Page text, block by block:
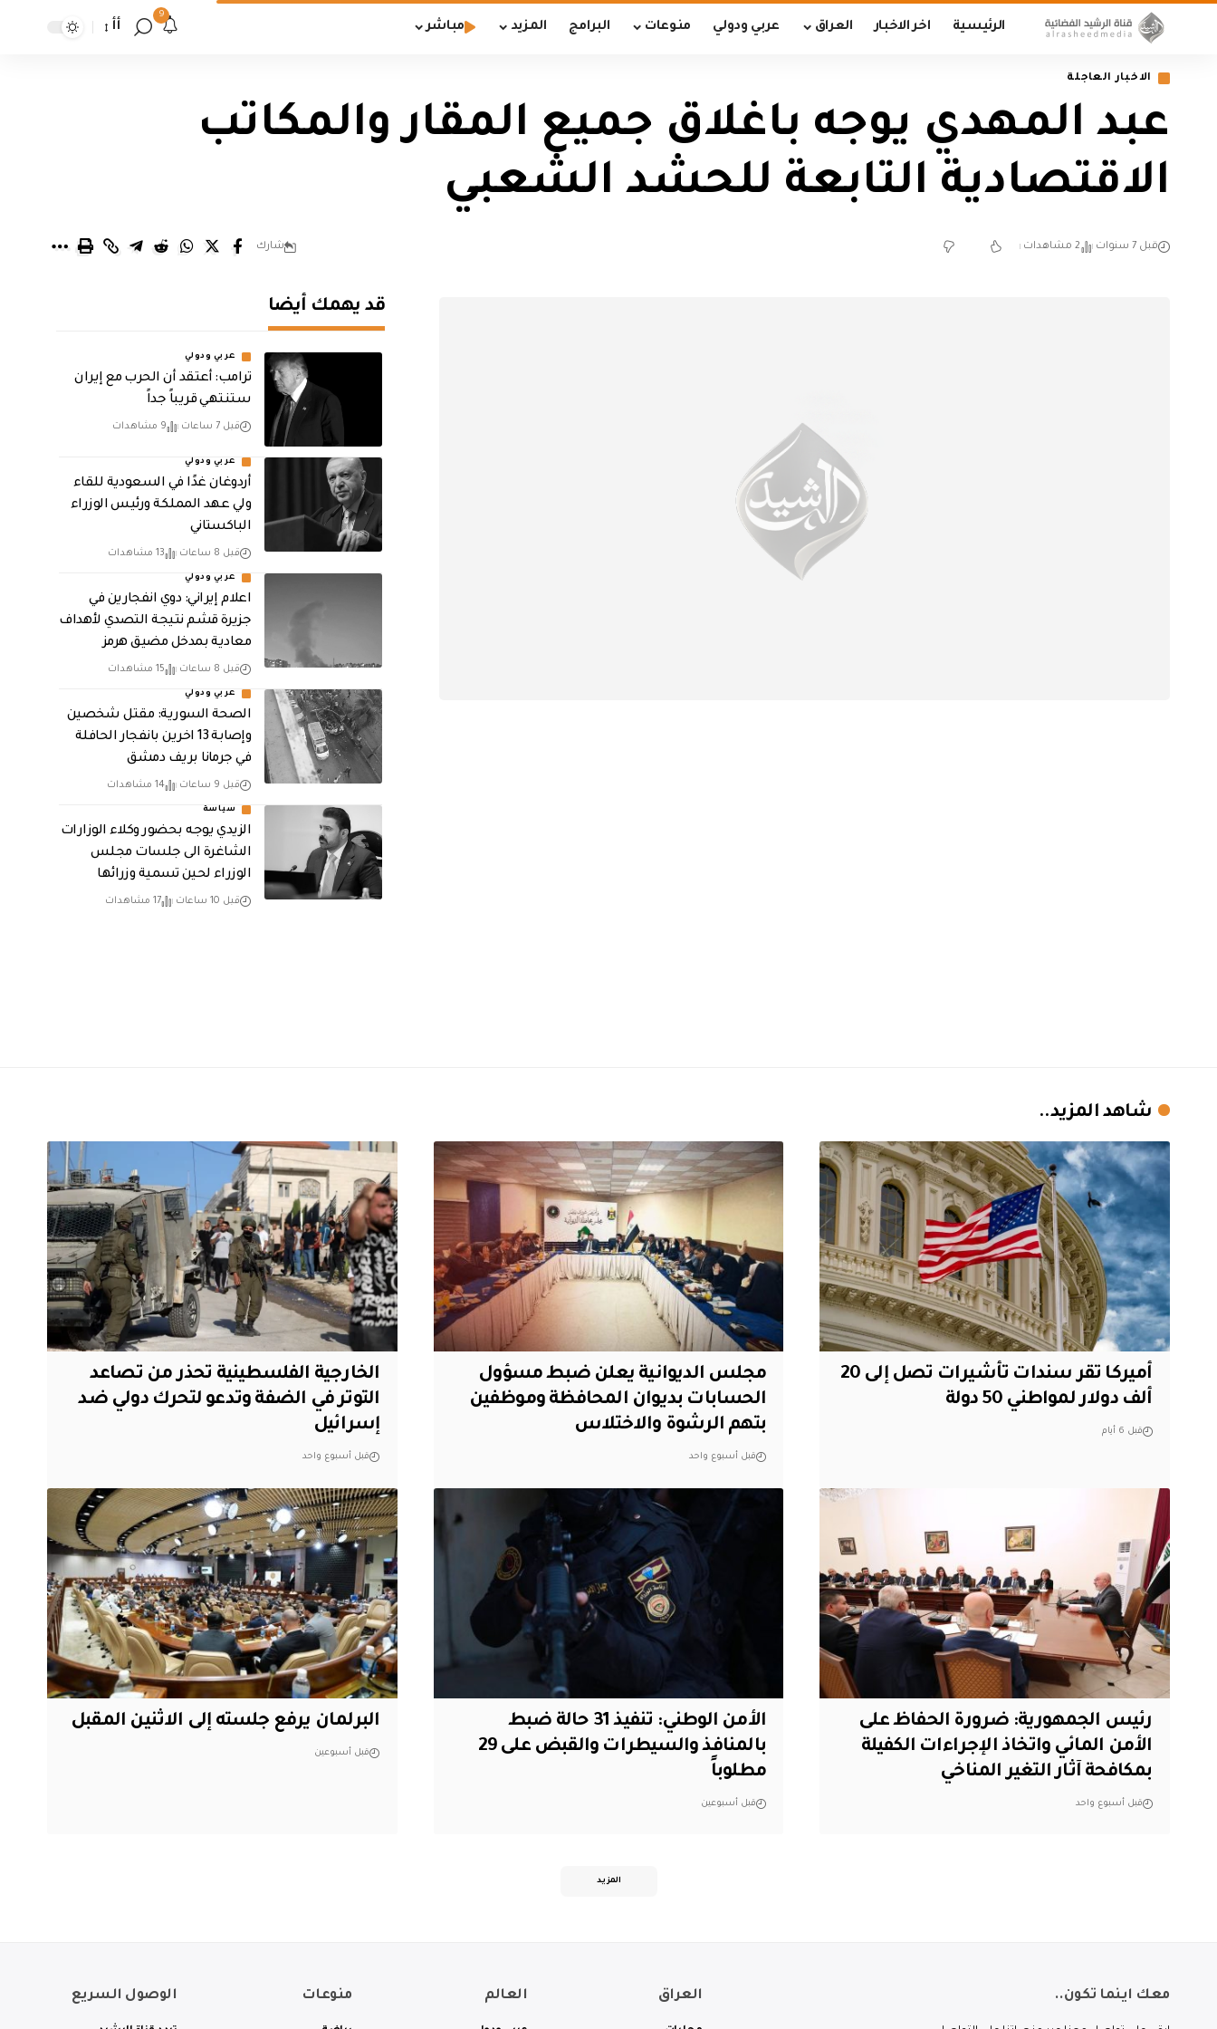
الرئيسية اخر الاخبار العراق عربي ودولي منوعات البرامج المزيد مباشر
9
أأ
الاخبار العاجلة
عبد المهدي يوجه باغلاق جميع المقار والمكاتب
الاقتصادية التابعة للحشد الشعبي
قبل 7 سنوات 2 مشاهدات شارك
قد يهمك أيضا
عربي ودولي
‏ترامب: أعتقد أن الحرب مع إيران
ستنتهي قريباً جداً
قبل 7 ساعات 9 مشاهدات
عربي ودولي
أردوغان غدًا في السعودية للقاء
ولي عهد المملكة ورئيس الوزراء
الباكستاني
قبل 8 ساعات 13 مشاهدات
عربي ودولي
اعلام إيراني: دوي انفجارين في
جزيرة قشم نتيجة التصدي لأهداف
معادية بمدخل مضيق هرمز
قبل 8 ساعات 15 مشاهدات
عربي ودولي
الصحة السورية: مقتل شخصين
وإصابة 13 اخرين بانفجار الحافلة
في جرمانا بريف دمشق
قبل 9 ساعات 14 مشاهدات
سياسة
الزيدي يوجه بحضور وكلاء الوزارات
الشاغرة الى جلسات مجلس
الوزراء لحين تسمية وزرائها
قبل 10 ساعات 17 مشاهدات
شاهد المزيد..
أميركا تقر سندات تأشيرات تصل إلى 20
ألف دولار لمواطني 50 دولة
قبل 6 أيام
مجلس الديوانية يعلن ضبط مسؤول
الحسابات بديوان المحافظة وموظفين
بتهم الرشوة والاختلاس
قبل أسبوع واحد
الخارجية الفلسطينية تحذر من تصاعد
التوتر في الضفة وتدعو لتحرك دولي ضد
إسرائيل
قبل أسبوع واحد
رئيس الجمهورية: ضرورة الحفاظ على
الأمن المائي واتخاذ الإجراءات الكفيلة
بمكافحة آثار التغير المناخي
قبل أسبوع واحد
الأمن الوطني: تنفيذ 31 حالة ضبط
بالمنافذ والسيطرات والقبض على 29
مطلوباً
قبل أسبوعين
البرلمان يرفع جلسته إلى الاثنين المقبل
قبل أسبوعين
المزيد
معك اينما تكون.. العراق العالم منوعات الوصول السريع